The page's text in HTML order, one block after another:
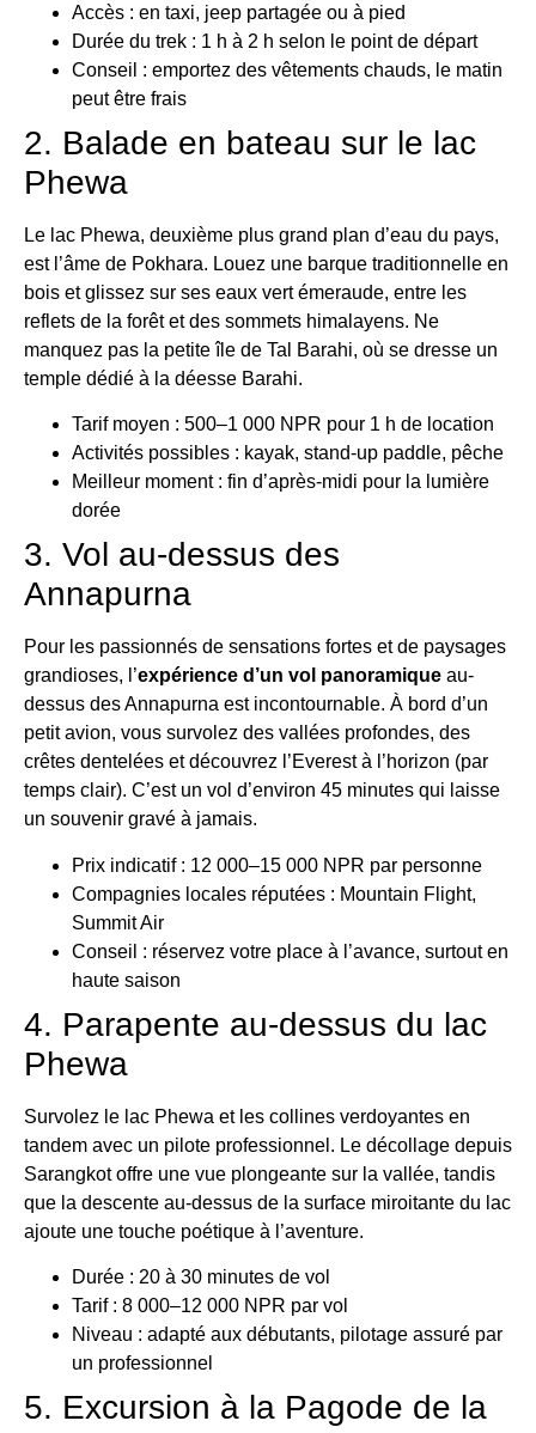
Accès : en taxi, jeep partagée ou à pied
Durée du trek : 1 h à 2 h selon le point de départ
Conseil : emportez des vêtements chauds, le matin
peut être frais
2. Balade en bateau sur le lac
Phewa
Le lac Phewa, deuxième plus grand plan d’eau du pays,
est l’âme de Pokhara. Louez une barque traditionnelle en
bois et glissez sur ses eaux vert émeraude, entre les
reflets de la forêt et des sommets himalayens. Ne
manquez pas la petite île de Tal Barahi, où se dresse un
temple dédié à la déesse Barahi.
Tarif moyen : 500–1 000 NPR pour 1 h de location
Activités possibles : kayak, stand-up paddle, pêche
Meilleur moment : fin d’après-midi pour la lumière
dorée
3. Vol au-dessus des
Annapurna
Pour les passionnés de sensations fortes et de paysages
grandioses, l’expérience d’un vol panoramique au-
dessus des Annapurna est incontournable. À bord d’un
petit avion, vous survolez des vallées profondes, des
crêtes dentelées et découvrez l’Everest à l’horizon (par
temps clair). C’est un vol d’environ 45 minutes qui laisse
un souvenir gravé à jamais.
Prix indicatif : 12 000–15 000 NPR par personne
Compagnies locales réputées : Mountain Flight,
Summit Air
Conseil : réservez votre place à l’avance, surtout en
haute saison
4. Parapente au-dessus du lac
Phewa
Survolez le lac Phewa et les collines verdoyantes en
tandem avec un pilote professionnel. Le décollage depuis
Sarangkot offre une vue plongeante sur la vallée, tandis
que la descente au-dessus de la surface miroitante du lac
ajoute une touche poétique à l’aventure.
Durée : 20 à 30 minutes de vol
Tarif : 8 000–12 000 NPR par vol
Niveau : adapté aux débutants, pilotage assuré par
un professionnel
5. Excursion à la Pagode de la